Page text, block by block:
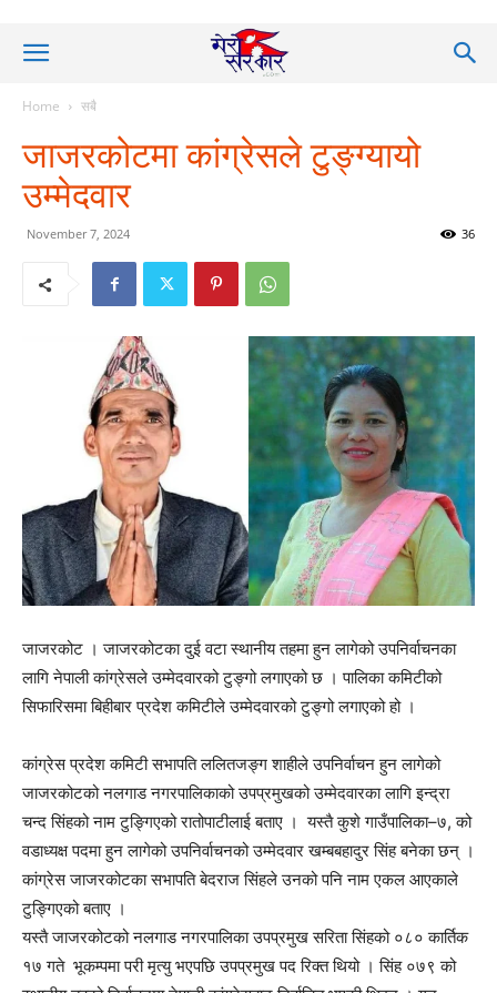
Home सबै
जाजरकोटमा कांग्रेसले टुङ्ग्यायो
उम्मेदवार
November 7, 2024 36
जाजरकोट । जाजरकोटका दुई वटा स्थानीय तहमा हुन लागेको उपनिर्वाचनका
लागि नेपाली कांग्रेसले उम्मेदवारको टुङ्गो लगाएको छ । पालिका कमिटीको
सिफारिसमा बिहीबार प्रदेश कमिटीले उम्मेदवारको टुङ्गो लगाएको हो ।
कांग्रेस प्रदेश कमिटी सभापति ललितजङ्ग शाहीले उपनिर्वाचन हुन लागेको
जाजरकोटको नलगाड नगरपालिकाको उपप्रमुखको उम्मेदवारका लागि इन्द्रा
चन्द सिंहको नाम टुङ्गिएको रातोपाटीलाई बताए । यस्तै कुशे गाउँपालिका–७, को
वडाध्यक्ष पदमा हुन लागेको उपनिर्वाचनको उम्मेदवार खम्बबहादुर सिंह बनेका छन् ।
कांग्रेस जाजरकोटका सभापति बेदराज सिंहले उनको पनि नाम एकल आएकाले
टुङ्गिएको बताए ।
यस्तै जाजरकोटको नलगाड नगरपालिका उपप्रमुख सरिता सिंहको ०८० कार्तिक
१७ गते भूकम्पमा परी मृत्यु भएपछि उपप्रमुख पद रिक्त थियो । सिंह ०७९ को